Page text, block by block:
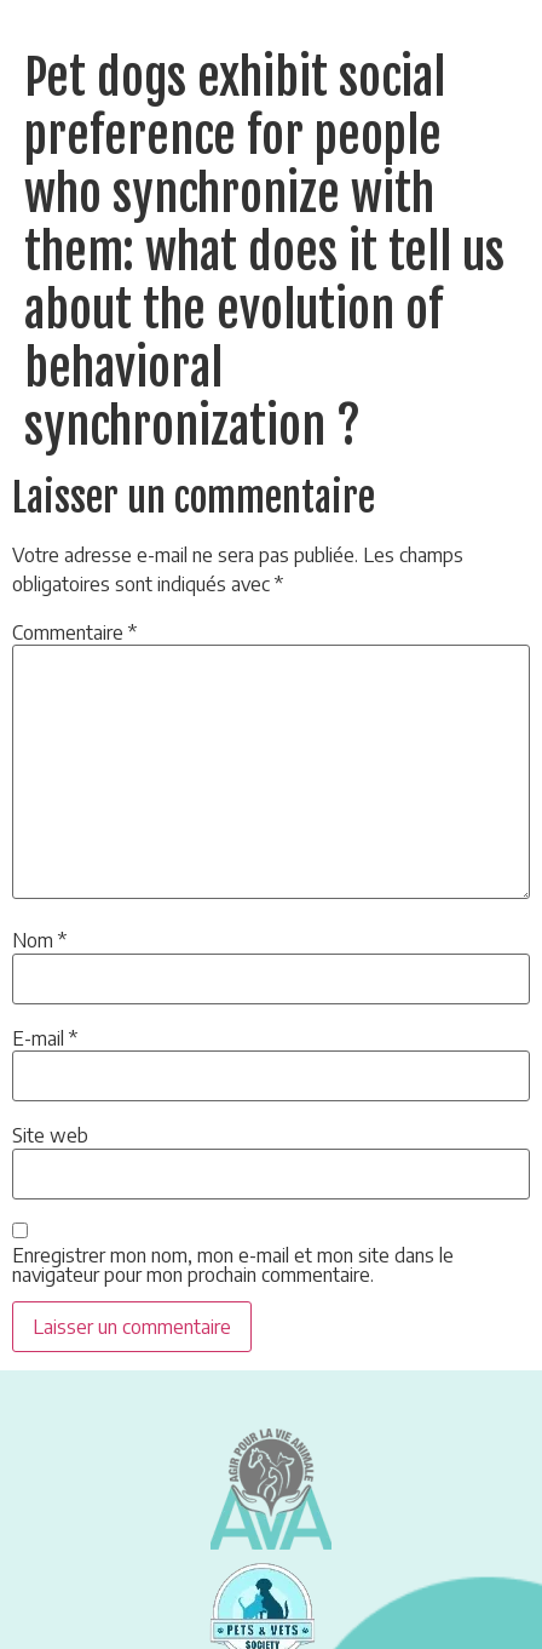
Pet dogs exhibit social
preference for people
who synchronize with
them: what does it tell us
about the evolution of
behavioral
synchronization ?
Laisser un commentaire
Votre adresse e-mail ne sera pas publiée. Les champs
obligatoires sont indiqués avec *
Commentaire *
Nom *
E-mail *
Site web
Enregistrer mon nom, mon e-mail et mon site dans le
navigateur pour mon prochain commentaire.